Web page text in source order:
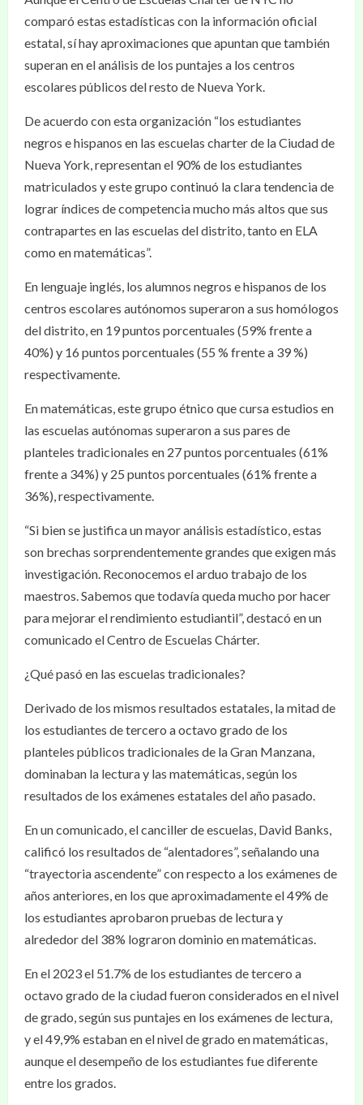
comparó estas estadísticas con la información oficial
estatal, sí hay aproximaciones que apuntan que también
superan en el análisis de los puntajes a los centros
escolares públicos del resto de Nueva York.
De acuerdo con esta organización “los estudiantes
negros e hispanos en las escuelas charter de la Ciudad de
Nueva York, representan el 90% de los estudiantes
matriculados y este grupo continuó la clara tendencia de
lograr índices de competencia mucho más altos que sus
contrapartes en las escuelas del distrito, tanto en ELA
como en matemáticas”.
En lenguaje inglés, los alumnos negros e hispanos de los
centros escolares autónomos superaron a sus homólogos
del distrito, en 19 puntos porcentuales (59% frente a
40%) y 16 puntos porcentuales (55 % frente a 39 %)
respectivamente.
En matemáticas, este grupo étnico que cursa estudios en
las escuelas autónomas superaron a sus pares de
planteles tradicionales en 27 puntos porcentuales (61%
frente a 34%) y 25 puntos porcentuales (61% frente a
36%), respectivamente.
“Si bien se justifica un mayor análisis estadístico, estas
son brechas sorprendentemente grandes que exigen más
investigación. Reconocemos el arduo trabajo de los
maestros. Sabemos que todavía queda mucho por hacer
para mejorar el rendimiento estudiantil”, destacó en un
comunicado el Centro de Escuelas Chárter.
¿Qué pasó en las escuelas tradicionales?
Derivado de los mismos resultados estatales, la mitad de
los estudiantes de tercero a octavo grado de los
planteles públicos tradicionales de la Gran Manzana,
dominaban la lectura y las matemáticas, según los
resultados de los exámenes estatales del año pasado.
En un comunicado, el canciller de escuelas, David Banks,
calificó los resultados de “alentadores”, señalando una
“trayectoria ascendente” con respecto a los exámenes de
años anteriores, en los que aproximadamente el 49% de
los estudiantes aprobaron pruebas de lectura y
alrededor del 38% lograron dominio en matemáticas.
En el 2023 el 51.7% de los estudiantes de tercero a
octavo grado de la ciudad fueron considerados en el nivel
de grado, según sus puntajes en los exámenes de lectura,
y el 49,9% estaban en el nivel de grado en matemáticas,
aunque el desempeño de los estudiantes fue diferente
entre los grados.